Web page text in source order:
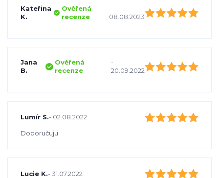
Kateřina
K.
Ověřená
recenze
-
08.08.2023
Jana
B.
Ověřená
recenze
-
20.09.2022
Lumír S.- 02.08.2022
Doporučuju
Lucie K.- 31.07.2022